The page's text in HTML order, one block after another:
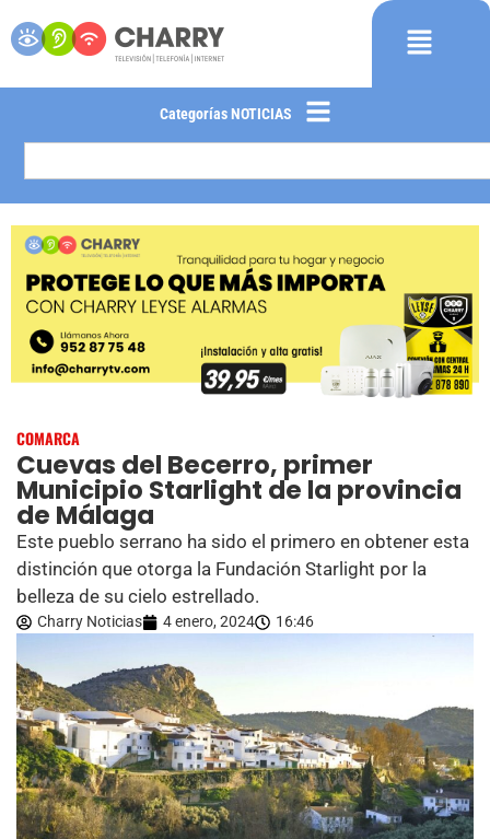
Categorías NOTICIAS
COMARCA
Cuevas del Becerro, primer
Municipio Starlight de la provincia
de Málaga
Este pueblo serrano ha sido el primero en obtener esta
distinción que otorga la Fundación Starlight por la
belleza de su cielo estrellado.
Charry Noticias 4 enero, 2024 16:46